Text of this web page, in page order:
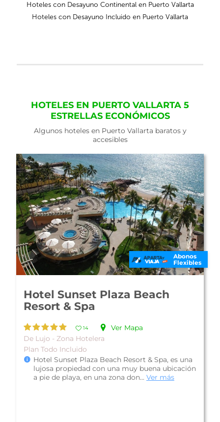
Hoteles con Desayuno Continental en Puerto Vallarta
Hoteles con Desayuno Incluido en Puerto Vallarta
HOTELES EN PUERTO VALLARTA 5
ESTRELLAS ECONÓMICOS
Algunos hoteles en Puerto Vallarta baratos y
accesibles
Abonos
Flexibles
Hotelito Desconocido
Familiar - La Cruz de Loreto
Plan Alimentos Incluidos
Hotelito Desconocido es uno de los lugares
mas exclusivos y magníficos de Puerto
Vallarta. En este hotel Boutique lograrás...Ver
más